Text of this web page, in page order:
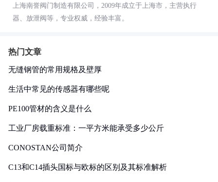
上海南誉阀门制造有限公司，2009年成立于上海市，主营执行
器、放泄阀等，专业权威，经验丰富。
热门文章
无缝钢管的常用规格及壁厚
生活中常见的传感器有哪些呢
PE100管材的含义是什么
工业厂房载重标准：一平方米能承受多少公斤
CONOSTAN公司简介
C13和C14插头国标与欧标的区别及其标准解析